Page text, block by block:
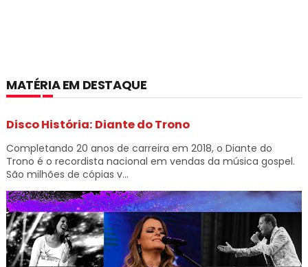
MATÉRIA EM DESTAQUE
Disco História: Diante do Trono
Completando 20 anos de carreira em 2018, o Diante do
Trono é o recordista nacional em vendas da música gospel.
São milhões de cópias v...